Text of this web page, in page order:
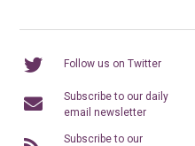
Follow us on Twitter
Subscribe to our daily
email newsletter
Subscribe to our